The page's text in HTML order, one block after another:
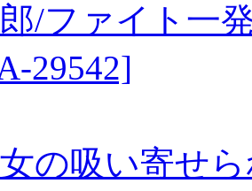
/ファイト一
29542]
の吸い寄せ